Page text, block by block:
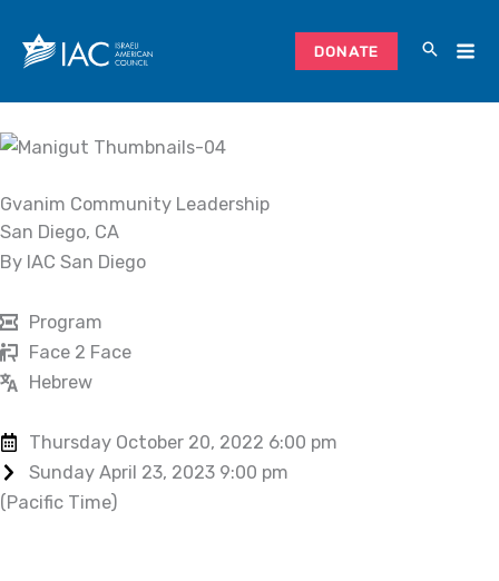
content
DONATE
Gvanim Community Leadership
San Diego, CA
By IAC San Diego
Program
Face 2 Face
Hebrew
Thursday October 20, 2022 6:00 pm
Sunday April 23, 2023 9:00 pm
(Pacific Time)